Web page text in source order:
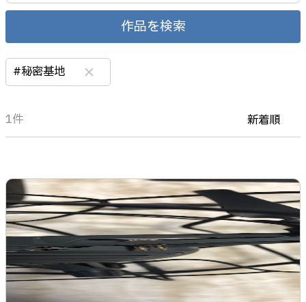
作品を検索
#秘密基地 clear
1件 新着順